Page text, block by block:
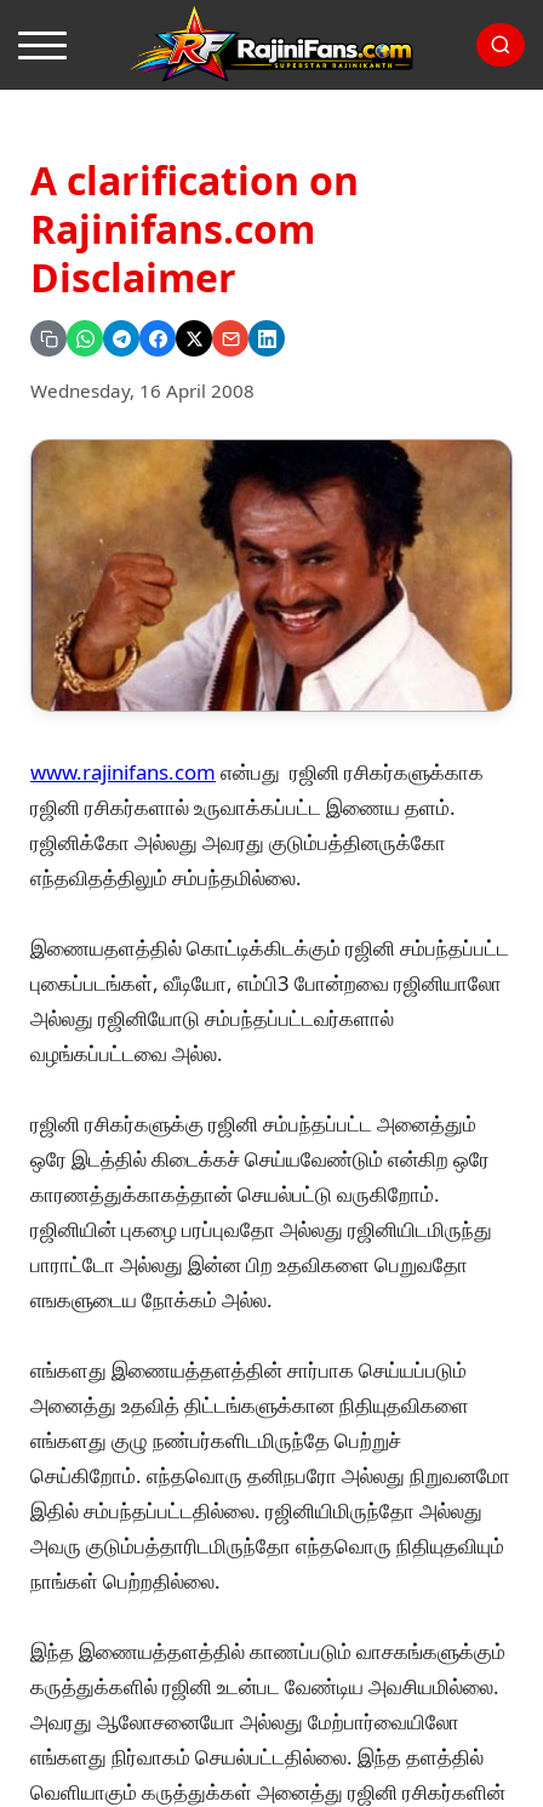
A clarification on
Rajinifans.com
Disclaimer
Wednesday, 16 April 2008
www.rajinifans.com என்பது ரஜினி ரசிகர்களுக்காக
ரஜினி ரசிகர்களால் உருவாக்கப்பட்ட இணைய தளம்.
ரஜினிக்கோ அல்லது அவரது குடும்பத்தினருக்கோ
எந்தவிதத்திலும் சம்பந்தமில்லை.
இணையதளத்தில் கொட்டிக்கிடக்கும் ரஜினி சம்பந்தப்பட்ட
புகைப்படங்கள், வீடியோ, எம்பி3 போன்றவை ரஜினியாலோ
அல்லது ரஜினியோடு சம்பந்தப்பட்டவர்களால்
வழங்கப்பட்டவை அல்ல.
ரஜினி ரசிகர்களுக்கு ரஜினி சம்பந்தப்பட்ட அனைத்தும்
ஒரே இடத்தில் கிடைக்கச் செய்யவேண்டும் என்கிற ஒரே
காரணத்துக்காகத்தான் செயல்பட்டு வருகிறோம்.
ரஜினியின் புகழை பரப்புவதோ அல்லது ரஜினியிடமிருந்து
பாராட்டோ அல்லது இன்ன பிற உதவிகளை பெறுவதோ
எஙகளுடைய நோக்கம் அல்ல.
எங்களது இணையத்தளத்தின் சார்பாக செய்யப்படும்
அனைத்து உதவித் திட்டங்களுக்கான நிதியுதவிகளை
எங்களது குழு நண்பர்களிடமிருந்தே பெற்றுச்
செய்கிறோம். எந்தவொரு தனிநபரோ அல்லது நிறுவனமோ
இதில் சம்பந்தப்பட்டதில்லை. ரஜினியிமிருந்தோ அல்லது
அவரு குடும்பத்தாரிடமிருந்தோ எந்தவொரு நிதியுதவியும்
நாங்கள் பெற்றதில்லை.
இந்த இணையத்தளத்தில் காணப்படும் வாசகங்களுக்கும்
கருத்துக்களில் ரஜினி உடன்பட வேண்டிய அவசியமில்லை.
அவரது ஆலோசனையோ அல்லது மேற்பார்வையிலோ
எங்களது நிர்வாகம் செயல்பட்டதில்லை. இந்த தளத்தில்
வெளியாகும் கருத்துக்கள் அனைத்து ரஜினி ரசிகர்களின்